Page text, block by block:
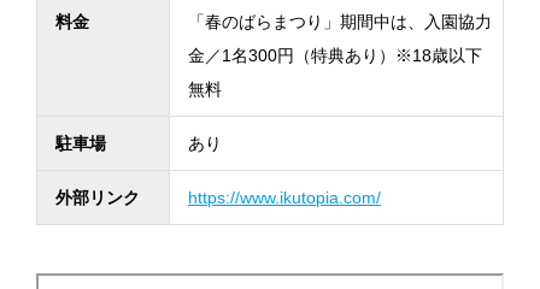
料金
「春のばらまつり」期間中は、入園協力
金／1名300円（特典あり）※18歳以下
無料
駐車場 あり
外部リンク https://www.ikutopia.com/